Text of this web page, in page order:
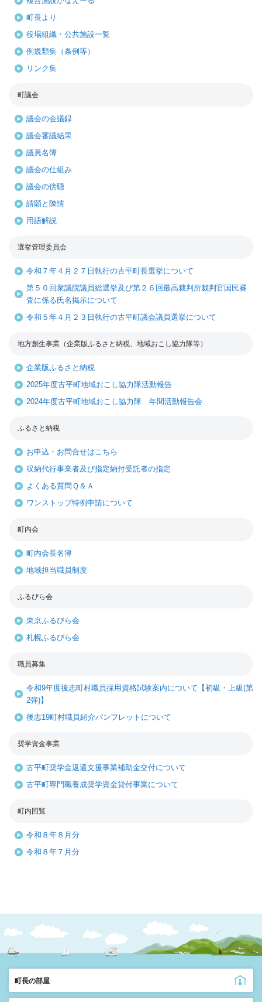
町長より
役場組織・公共施設一覧
例規類集（条例等）
リンク集
町議会
議会の会議録
議会審議結果
議員名簿
議会の仕組み
議会の傍聴
請願と陳情
用語解説
選挙管理委員会
令和７年４月２７日執行の古平町長選挙について
第５０回衆議院議員総選挙及び第２６回最高裁判所裁判官国民審
査に係る氏名掲示について
令和５年４月２３日執行の古平町議会議員選挙について
地方創生事業（企業版ふるさと納税、地域おこし協力隊等）
企業版ふるさと納税
2025年度古平町地域おこし協力隊活動報告
2024年度古平町地域おこし協力隊 年間活動報告会
ふるさと納税
お申込・お問合せはこちら
収納代行事業者及び指定納付受託者の指定
よくある質問Ｑ＆Ａ
ワンストップ特例申請について
町内会
町内会長名簿
地域担当職員制度
ふるびら会
東京ふるびら会
札幌ふるびら会
職員募集
令和9年度後志町村職員採用資格試験案内について【初級・上級(第
2弾)】
後志19町村職員紹介パンフレットについて
奨学資金事業
古平町奨学金返還支援事業補助金交付について
古平町専門職養成奨学資金貸付事業について
町内回覧
令和８年８月分
令和８年７月分
町長の部屋